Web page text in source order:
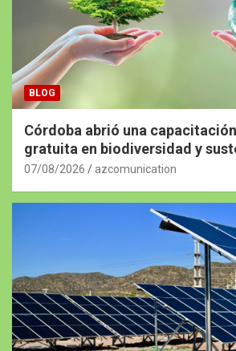
BLOG
Córdoba abrió una
gratuita en biodiversidad y
07/08/2026 azcomunication